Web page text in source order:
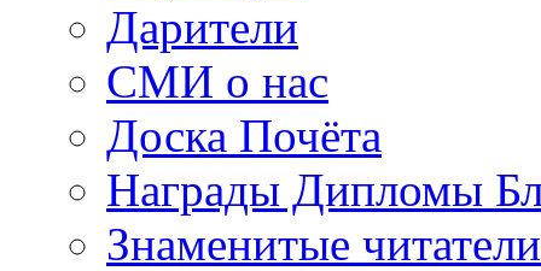
Дарители
СМИ о нас
Доска Почёта
Награды Дипломы
Знаменитые